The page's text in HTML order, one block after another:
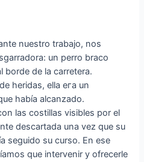
nuestro trabajo, nos
un perro braco
borde de la carretera.
heridas, ella eга un
había alcanzado.
las costillas visibles por el
descartada una vez que su
seguido su curso. En ese
que intervenir y ofrecerle